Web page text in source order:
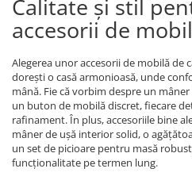
Calitate și stil
accesorii de
Alegerea unor accesorii de mobilă de
dorești o casă armonioasă, unde
mână. Fie că vorbim despre un
un buton de mobilă discret, fiecare
rafinament. În plus, accesoriile bine
mâner de ușă interior solid, o
un set de picioare pentru masă
funcționalitate pe termen lung.